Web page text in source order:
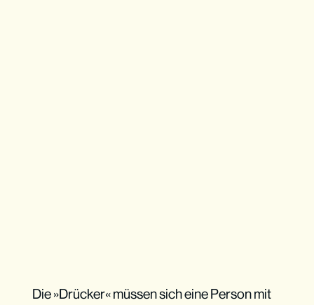
Die »Drücker« müssen sich eine Person mit